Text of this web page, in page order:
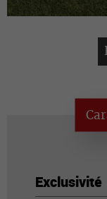
Exclusivité